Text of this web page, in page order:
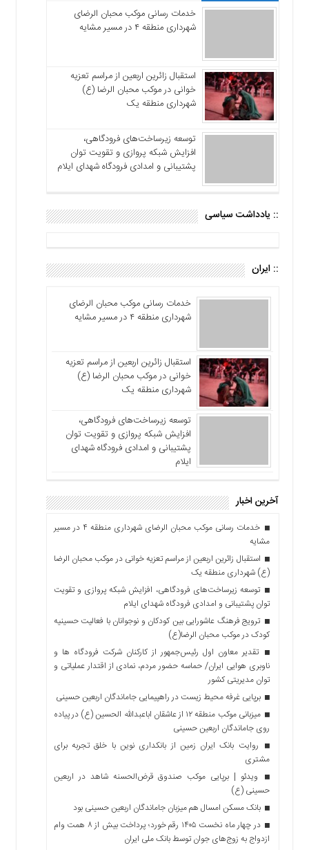
خدمات رسانی موکب محبان الرضای
شهرداری منطقه ۴ در مسیر مشایه
استقبال زائرین اربعین از مراسم تعزیه
خوانی در موکب محبان الرضا (ع)
شهرداری منطقه یک
توسعه زیرساخت‌های فرودگاهی،
افزایش شبکه پروازی و تقویت توان
پشتیبانی و امدادی فرودگاه شهدای ایلام
:: یادداشت سیاسی
:: ایران
خدمات رسانی موکب محبان الرضای
شهرداری منطقه ۴ در مسیر مشایه
استقبال زائرین اربعین از مراسم تعزیه
خوانی در موکب محبان الرضا (ع)
شهرداری منطقه یک
توسعه زیرساخت‌های فرودگاهی،
افزایش شبکه پروازی و تقویت توان
پشتیبانی و امدادی فرودگاه شهدای
ایلام
آخرین اخبار
خدمات رسانی موکب محبان الرضای شهرداری منطقه ۴ در مسیر
مشایه
استقبال زائرین اربعین از مراسم تعزیه خوانی در موکب محبان الرضا
(ع) شهرداری منطقه یک
توسعه زیرساخت‌های فرودگاهی، افزایش شبکه پروازی و تقویت
توان پشتیبانی و امدادی فرودگاه شهدای ایلام
ترویج فرهنگ عاشورایی بین کودکان و نوجوانان با فعالیت حسینیه
کودک در موکب محبان الرضا(ع)
تقدیر معاون اول رئیس‌جمهور از کارکنان شرکت فرودگاه ها و
ناوبری هوایی ایران/ حماسه حضور مردم، نمادی از اقتدار عملیاتی و
توان مدیریتی کشور
برپایی غرفه محیط زیست در راهپیمایی جاماندگان اربعین حسینی
میزبانی موکب منطقه ۱۲ از عاشقان اباعبدالله الحسین (ع) در پیاده
روی جاماندگان اربعین حسینی
روایت بانک ایران زمین از بانکداری نوین با خلق تجربه برای
مشتری
ویدئو | برپایی موکب صندوق قرض‌الحسنه شاهد در اربعین
حسینی (ع)
بانک مسکن امسال هم میزبان جاماندگان اربعین حسینی بود
در چهار ماه نخست ۱۴۰۵ رقم خورد؛ پرداخت بیش از ۸ همت وام
ازدواج به زوج‌های جوان توسط بانک ملی ایران